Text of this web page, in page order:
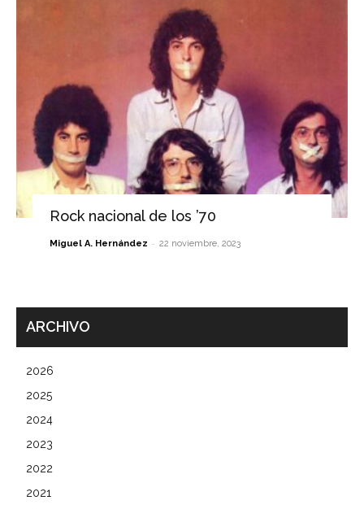
Rock nacional de los ’70
Miguel A. Hernández - 22 noviembre, 2023
ARCHIVO
2026
2025
2024
2023
2022
2021